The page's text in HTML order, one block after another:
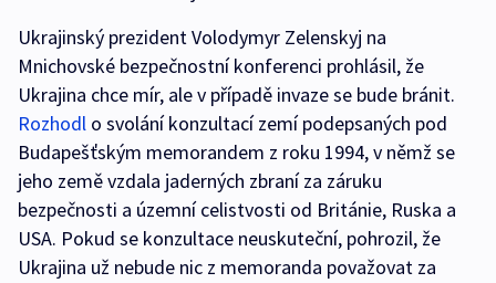
Ukrajinský prezident Volodymyr Zelenskyj na
Mnichovské bezpečnostní konferenci prohlásil, že
Ukrajina chce mír, ale v případě invaze se bude bránit.
Rozhodl o svolání konzultací zemí podepsaných pod
Budapešťským memorandem z roku 1994, v němž se
jeho země vzdala jaderných zbraní za záruku
bezpečnosti a územní celistvosti od Británie, Ruska a
USA. Pokud se konzultace neuskuteční, pohrozil, že
Ukrajina už nebude nic z memoranda považovat za